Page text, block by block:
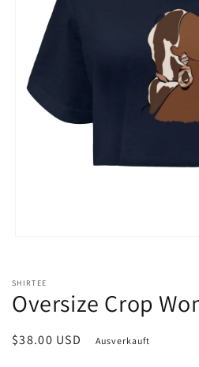
Modal
öffnen
SHIRTEE
Oversize Crop
Normaler
$38.00 USD Ausverkauft